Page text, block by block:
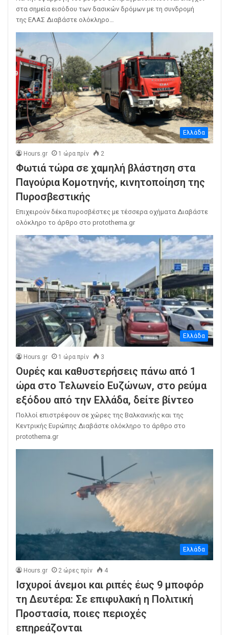
στα σημεία εισόδου των δασικών δρόμων με τη συνδρομή
της ΕΛΑΣ Διαβάστε ολόκληρο…
Ελλάδα
Hours.gr 1 ώρα πρίν 2
Φωτιά τώρα σε χαμηλή βλάστηση στα
Παγούρια Κομοτηνής, κινητοποίηση της
Πυροσβεστικής
Επιχειρούν δέκα πυροσβέστες με τέσσερα οχήματα Διαβάστε
ολόκληρο το άρθρο στο protothema.gr
Ελλάδα
Hours.gr 1 ώρα πρίν 3
Ουρές και καθυστερήσεις πάνω από 1
ώρα στο Τελωνείο Ευζώνων, στο ρεύμα
εξόδου από την Ελλάδα, δείτε βίντεο
Πολλοί επιστρέφουν σε χώρες της Βαλκανικής και της
Κεντρικής Ευρώπης Διαβάστε ολόκληρο το άρθρο στο
protothema.gr
Ελλάδα
Hours.gr 2 ώρες πρίν 4
Ισχυροί άνεμοι και ριπές έως 9 μποφόρ
τη Δευτέρα: Σε επιφυλακή η Πολιτική
Προστασία, ποιες περιοχές
επηρεάζονται